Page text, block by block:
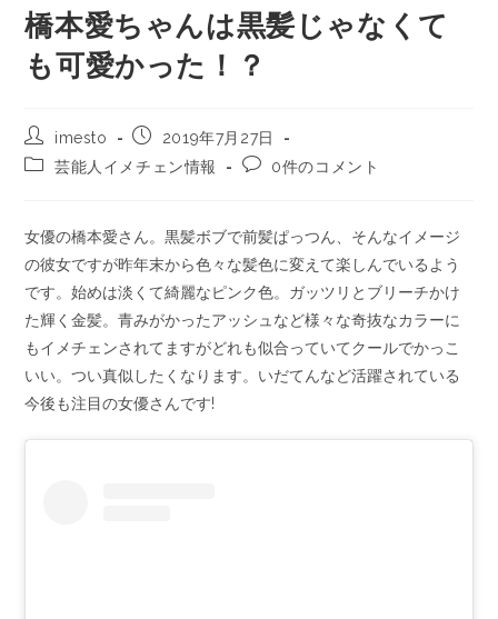
橋本愛ちゃんは黒髪じゃなくて
も可愛かった！？
imesto
2019年7月27日
芸能人イメチェン情報
0件のコメント
女優の橋本愛さん。黒髪ボブで前髪ぱっつん、そんなイメージ
の彼女ですが昨年末から色々な髪色に変えて楽しんでいるよう
です。始めは淡くて綺麗なピンク色。ガッツリとブリーチかけ
た輝く金髪。青みがかったアッシュなど様々な奇抜なカラーに
もイメチェンされてますがどれも似合っていてクールでかっこ
いい。つい真似したくなります。いだてんなど活躍されている
今後も注目の女優さんです!